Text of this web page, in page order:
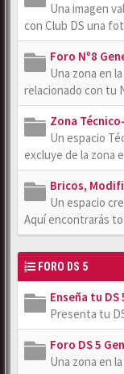
Una imagen
con Club DS una
Foro Nº8
Una zona en
relacionado con tu
Zona
Un espacio
excluye de la zona
Bricos,
Un espacio
Aquí encontrarás
FORO DS 5
Enseña tu DS
Presenta tu
Foro DS 5
Una zona en